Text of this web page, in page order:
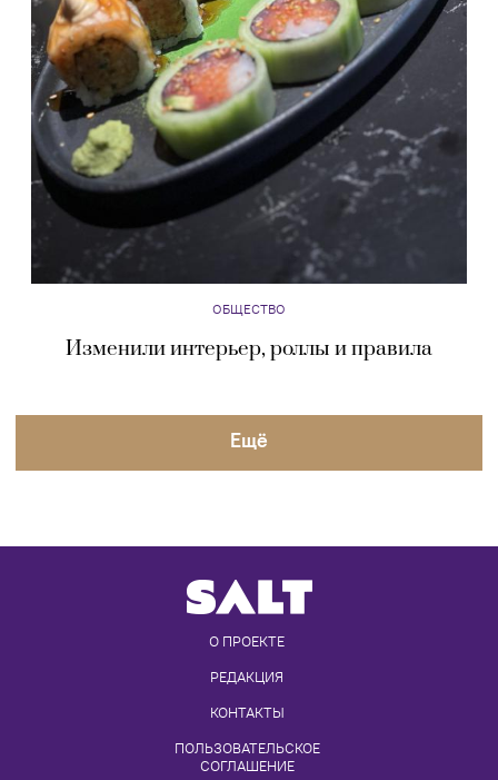
ОБЩЕСТВО
Изменили интерьер, роллы и правила
Eщё
О ПРОЕКТЕ
РЕДАКЦИЯ
КОНТАКТЫ
ПОЛЬЗОВАТЕЛЬСКОЕ
СОГЛАШЕНИЕ